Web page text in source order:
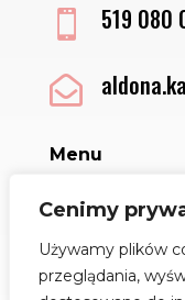
Cenimy
Używamy plików
przeglądania,
 519 080

Menu
Sklep
Regulamin
Polityka